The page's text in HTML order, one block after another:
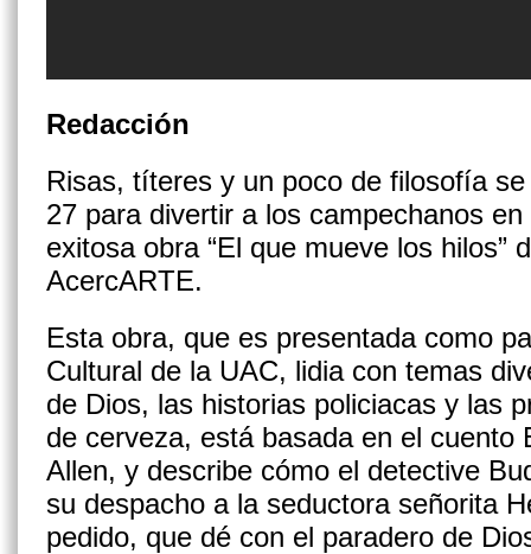
Redacción
Risas, títeres y un poco de filosofía
27 para divertir a los campechanos
exitosa obra “El que mueve los hilos”
AcercARTE.
Esta obra, que es presentada como
Cultural de la UAC, lidia con temas
de Dios, las historias policiacas y las
de cerveza, está basada en el cuento
Allen, y describe cómo el detective
su despacho a la seductora señorita
pedido, que dé con el paradero de